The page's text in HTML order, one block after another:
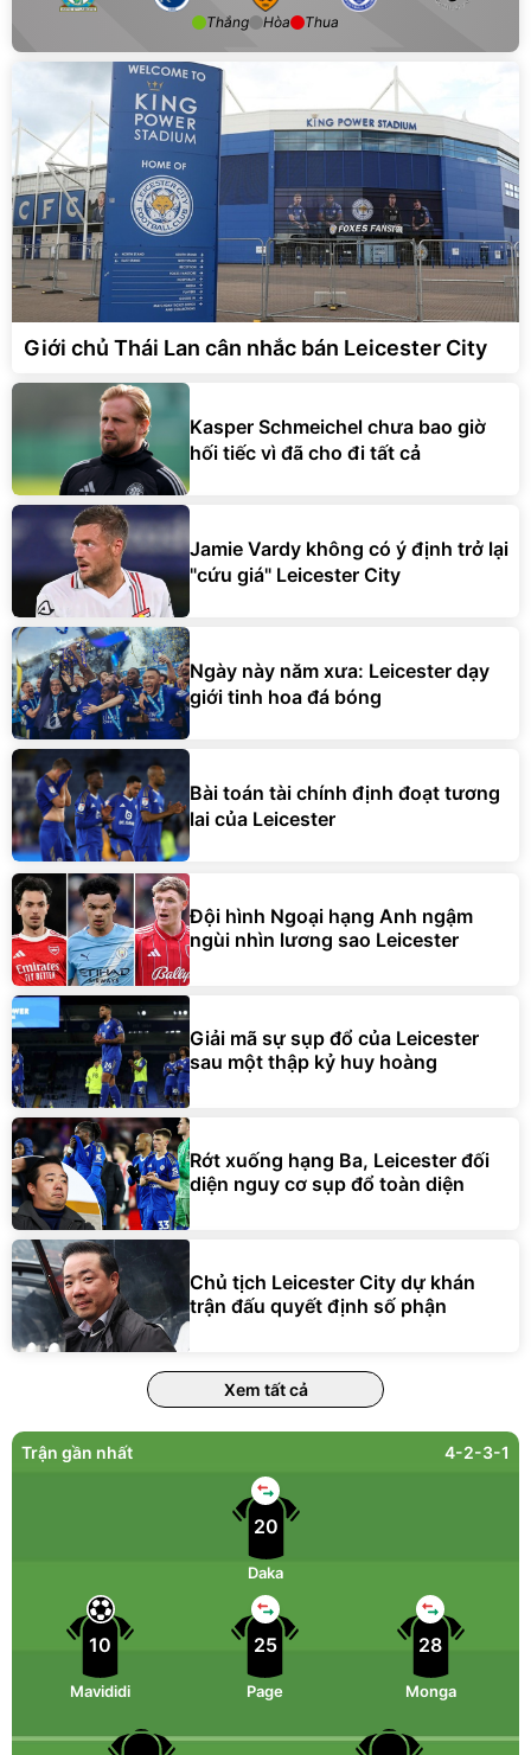
Thắng Hòa Thua
Giới chủ Thái Lan cân nhắc bán Leicester City
Kasper Schmeichel chưa bao giờ
hối tiếc vì đã cho đi tất cả
Jamie Vardy không có ý định trở lại
"cứu giá" Leicester City
Ngày này năm xưa: Leicester dạy
giới tinh hoa đá bóng
Bài toán tài chính định đoạt tương
lai của Leicester
Đội hình Ngoại hạng Anh ngậm
ngùi nhìn lương sao Leicester
Giải mã sự sụp đổ của Leicester
sau một thập kỷ huy hoàng
Rớt xuống hạng Ba, Leicester đối
diện nguy cơ sụp đổ toàn diện
Chủ tịch Leicester City dự khán
trận đấu quyết định số phận
Xem tất cả
Trận gần nhất 4-2-3-1
20
Daka
10
Mavididi
25
Page
28
Monga